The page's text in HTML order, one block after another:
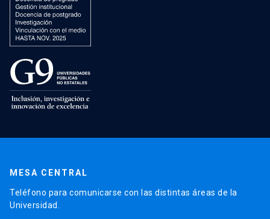
MESA CENTRAL
Teléfono para comunicarse con las distintas áreas de la
Universidad.